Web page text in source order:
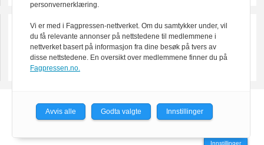
Powered by Labrador CMS
Innstillinger
personvernerklæring.
Vi er med i Fagpressen-nettverket. Om du samtykker under, vil
du få relevante annonser på nettstedene til medlemmene i
nettverket basert på informasjon fra dine besøk på tvers av
disse nettstedene. En oversikt over medlemmene finner du på
Fagpressen.no.
Avvis alle Godta valgte Innstillinger